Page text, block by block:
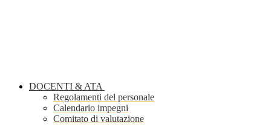
DOCENTI & ATA
Regolamenti del personale
Calendario impegni
Comitato di valutazione